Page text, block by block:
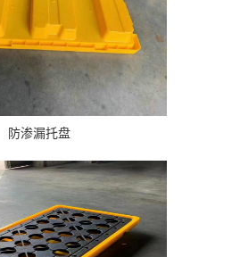
防渗漏托盘